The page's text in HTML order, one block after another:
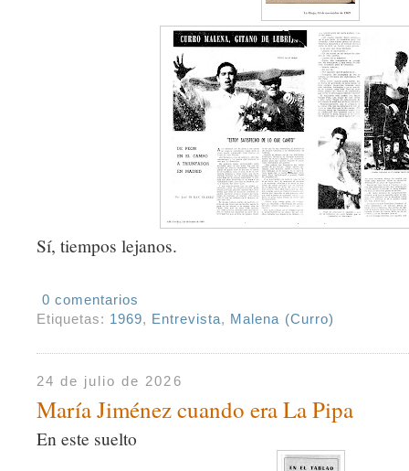
Sí, tiempos lejanos.
0 comentarios
Etiquetas: 1969, Entrevista, Malena (Curro)
24 de julio de 2026
María Jiménez cuando era La Pipa
En este suelto